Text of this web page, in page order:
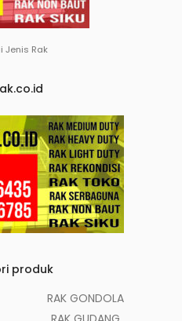
Jenis Rak
produk
RAK GONDOLA